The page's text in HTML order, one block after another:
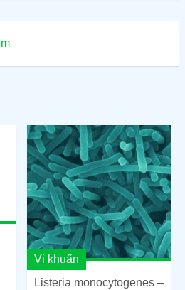
Vi khuẩn
Listeria monocytogenes –